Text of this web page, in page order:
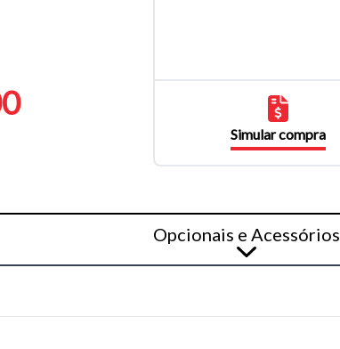
Simular compra
Opcionais e Acessórios